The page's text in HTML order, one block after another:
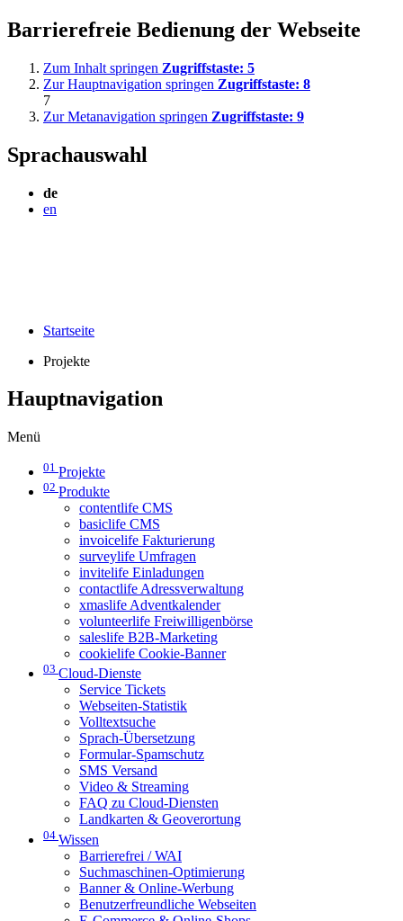
Barrierefreie Bedienung der Webseite
Zum Inhalt springen Zugriffstaste: 5
Zur Hauptnavigation springen Zugriffstaste: 8
7
Zur Metanavigation springen Zugriffstaste: 9
Sprachauswahl
de
en
Startseite
Projekte
Hauptnavigation
Menü
01 Projekte
02 Produkte
contentlife CMS
basiclife CMS
invoicelife Fakturierung
surveylife Umfragen
invitelife Einladungen
contactlife Adressverwaltung
xmaslife Adventkalender
volunteerlife Freiwilligenbörse
saleslife B2B-Marketing
cookielife Cookie-Banner
03 Cloud-Dienste
Service Tickets
Webseiten-Statistik
Volltextsuche
Sprach-Übersetzung
Formular-Spamschutz
SMS Versand
Video & Streaming
FAQ zu Cloud-Diensten
Landkarten & Geoverortung
04 Wissen
Barrierefrei / WAI
Suchmaschinen-Optimierung
Banner & Online-Werbung
Benutzerfreundliche Webseiten